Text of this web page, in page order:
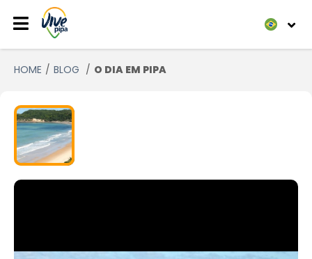
HOME BLOG O DIA EM PIPA